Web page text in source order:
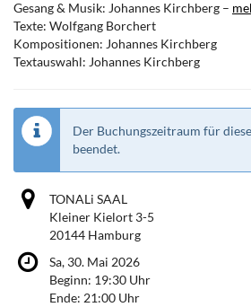
Gesang & Musik: Johannes Kirchberg –
Texte: Wolfgang Borchert
Kompositionen: Johannes Kirchberg
Textauswahl: Johannes Kirchberg
Der Buchungszeitraum für
beendet.
TONALi SAAL
Kleiner Kielort 3-5
20144 Hamburg
Sa, 30. Mai 2026
Beginn: 19:30 Uhr
Ende: 21:00 Uhr